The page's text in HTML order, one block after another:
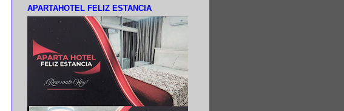
APARTAHOTEL FELIZ ESTANCIA